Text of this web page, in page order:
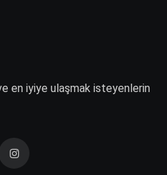
en iyiye ulaşmak isteyenlerin